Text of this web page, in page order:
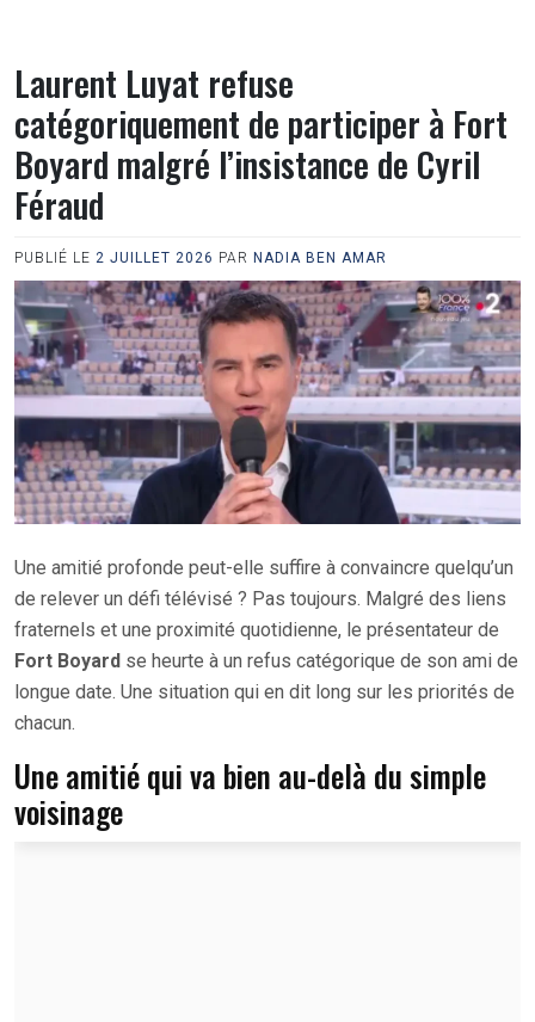
Laurent Luyat refuse
catégoriquement de participer à Fort
Boyard malgré l’insistance de Cyril
Féraud
PUBLIÉ LE 2 JUILLET 2026 PAR NADIA BEN AMAR
Une amitié profonde peut-elle suffire à convaincre quelqu’un
de relever un défi télévisé ? Pas toujours. Malgré des liens
fraternels et une proximité quotidienne, le présentateur de
Fort Boyard se heurte à un refus catégorique de son ami de
longue date. Une situation qui en dit long sur les priorités de
chacun.
Une amitié qui va bien au-delà du simple
voisinage